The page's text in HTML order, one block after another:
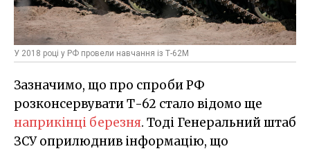
У 2018 році у РФ провели навчання із Т-62М
Зазначимо, що про спроби РФ
розконсервувати Т-62 стало відомо ще
наприкінці березня. Тоді Генеральний штаб
ЗСУ оприлюднив інформацію, що